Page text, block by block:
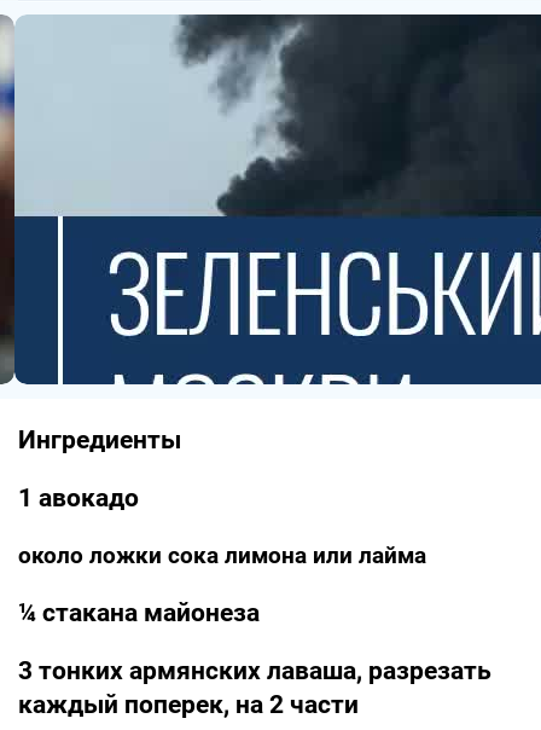
Ингредиенты
1 авокадо
около ложки сока лимона или лайма
¼ стакана майонеза
3 тонких армянских лаваша, разрезать
каждый поперек, на 2 части